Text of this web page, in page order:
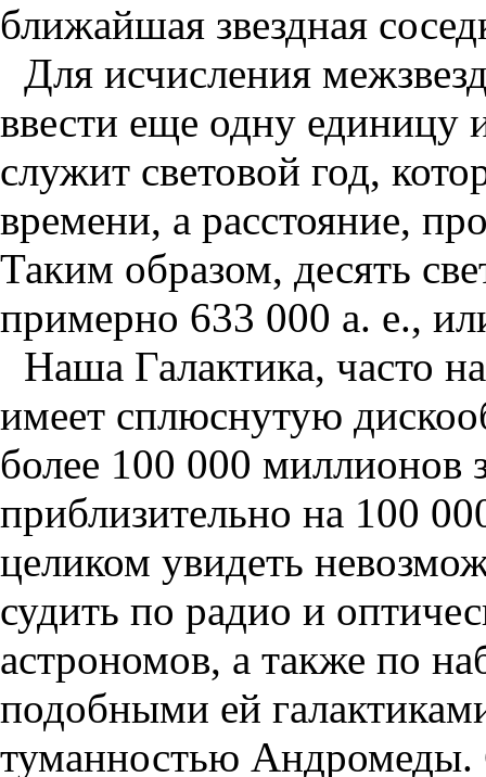
ближайшая звездная
Для исчисления
ввести еще одну единицу
служит световой год,
времени, а расстояние,
Таким образом, десять
примерно 633 000 а. е.,
Наша Галактика, часто
имеет сплюснутую
более 100 000 миллионов
приблизительно на 100
целиком увидеть
судить по радио и
астрономов, а также по
подобными ей
туманностью Андромеды.